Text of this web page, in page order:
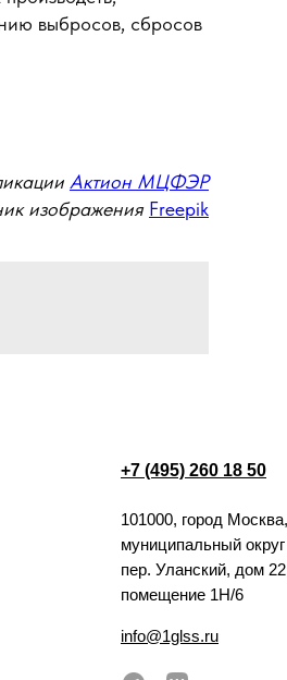
выбросов, сбросов
Актион МЦФЭР
изображения Freepik
+7 (495) 260 18 50
101000, город Москва,
муниципальный
пер. Уланский, дом
помещение 1Н/6
info@1glss.ru